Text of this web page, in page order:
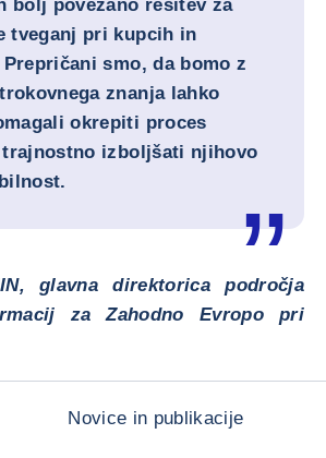
bolj povezano rešitev za
tveganj pri kupcih in
smo, da bomo z
znanja lahko
okrepiti proces
izboljšati njihovo
glavna direktorica področja
za Zahodno Evropo pri
Novice in publikacije